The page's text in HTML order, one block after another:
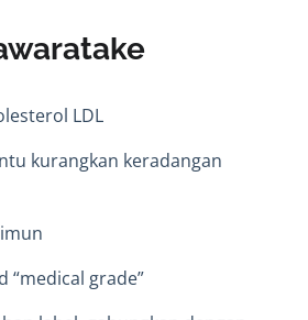
LDL
kurangkan keradangan
“medical grade”